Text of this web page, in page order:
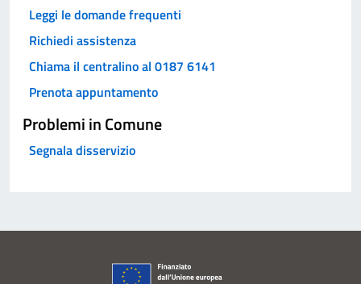
Leggi le domande frequenti
Richiedi assistenza
Chiama il centralino al 0187 6141
Prenota appuntamento
Problemi in Comune
Segnala disservizio